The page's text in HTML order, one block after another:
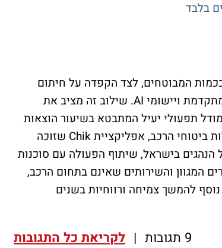
המבוטחים, לצד הקפדה על חיתום
איכותי והתמקדות בביטוחי פרט בלבד, בשילוב טכנולוגיה מתקדמת ויישומי AI. שילוב זה מציב את
תפעולי יעיל המתבטא בשיעור הוצאות
מפרמיה נמוך של 12% בלבד. לצד הצמיחה הרווחית בפעילות ביטוחי הרכב, אפליקציית Chik שזוכה
הנהגים בישראל, שיתוף הפעולה עם סוכנות
המגוון והשירותים שאינם בתחום הרכב,
נוסף להמשך צמיחה ורווחיות בשנים
9 תגובות | לקריאת כל התגובות